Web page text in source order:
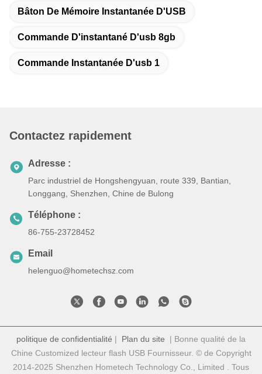
Bâton De Mémoire Instantanée D'USB
Commande D'instantané D'usb 8gb
Commande Instantanée D'usb 1
Contactez rapidement
Adresse :
Parc industriel de Hongshengyuan, route 339, Bantian,
Longgang, Shenzhen, Chine de Bulong
Téléphone :
86-755-23728452
Email
helenguo@hometechsz.com
politique de confidentialité | Plan du site | Bonne qualité de la
Chine Customized lecteur flash USB Fournisseur. © de Copyright
2014-2025 Shenzhen Hometech Technology Co., Limited . Tous